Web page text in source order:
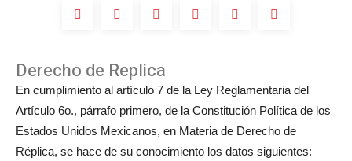
Derecho de Replica
En cumplimiento al artículo 7 de la Ley Reglamentaria del
Artículo 6o., párrafo primero, de la Constitución Política de los
Estados Unidos Mexicanos, en Materia de Derecho de
Réplica, se hace de su conocimiento los datos siguientes: